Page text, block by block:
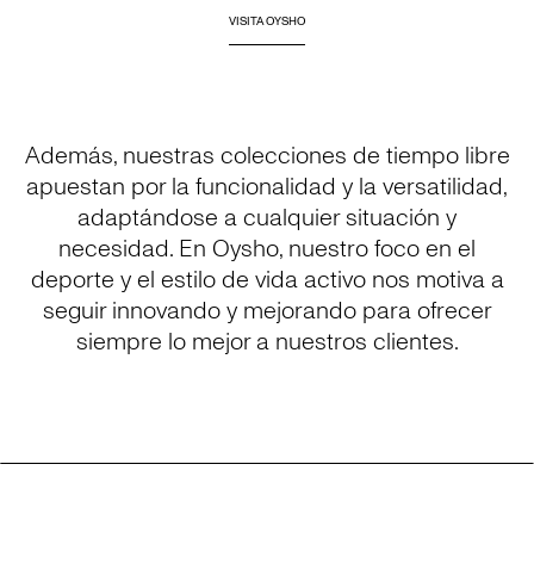
VISITA OYSHO
Además, nuestras colecciones de tiempo libre
apuestan por la funcionalidad y la versatilidad,
adaptándose a cualquier situación y
necesidad. En Oysho, nuestro foco en el
deporte y el estilo de vida activo nos motiva a
seguir innovando y mejorando para ofrecer
siempre lo mejor a nuestros clientes.